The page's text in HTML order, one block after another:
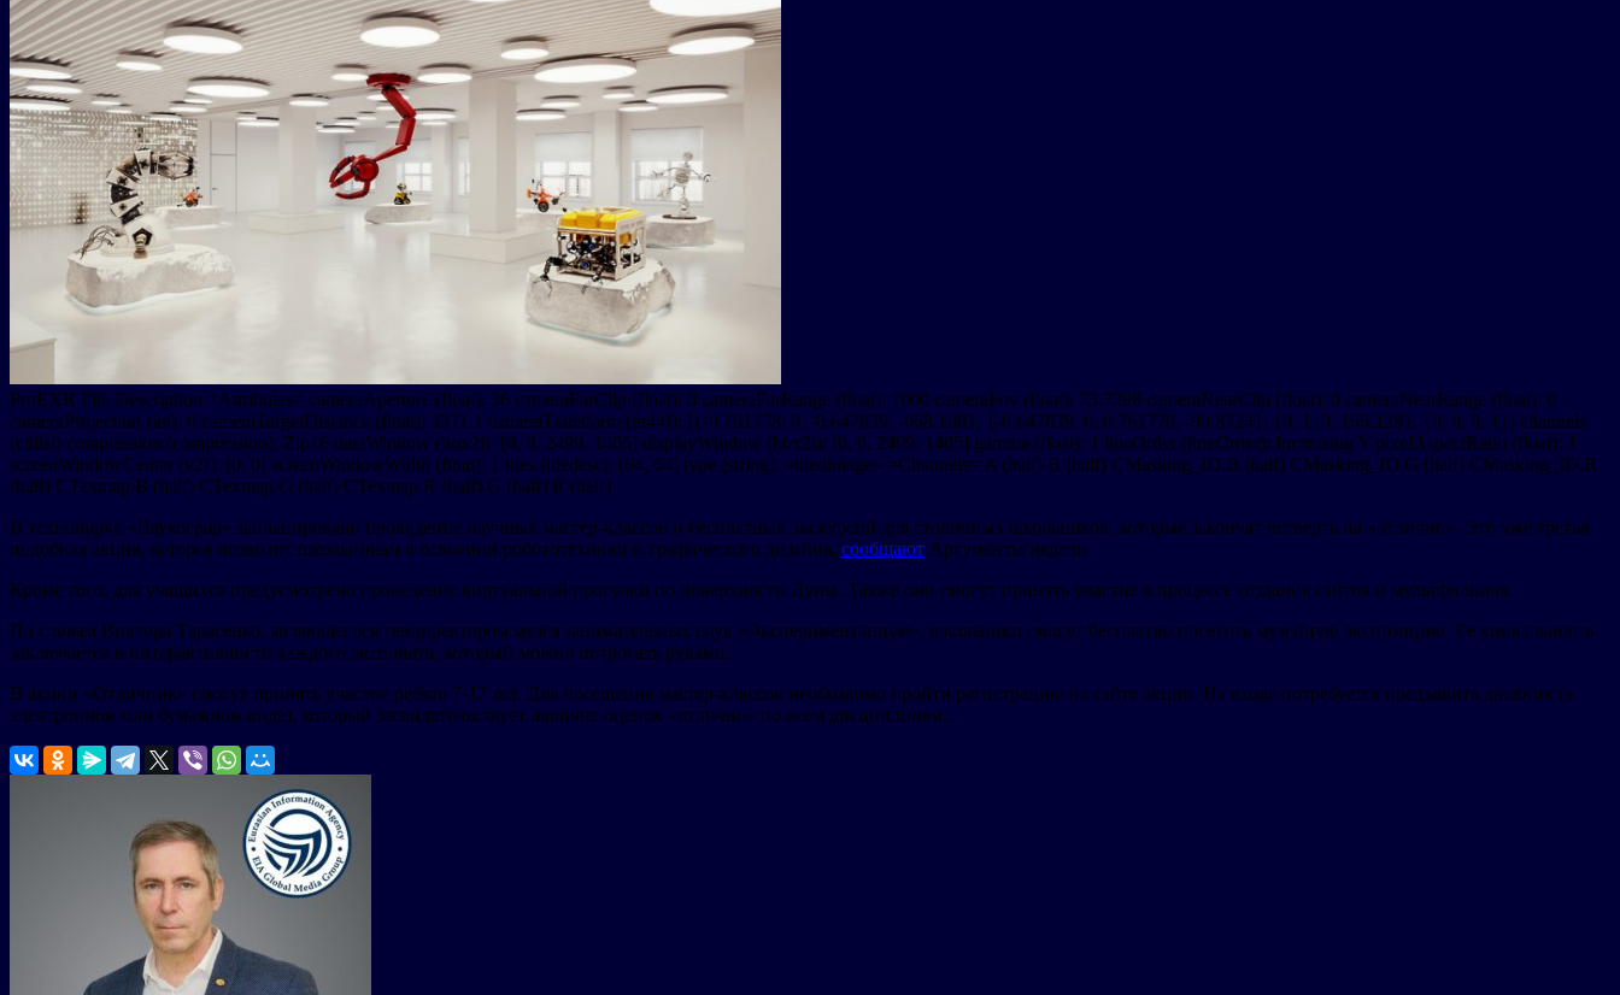
ProEXR File Description =Attributes= cameraAperture (float): 36 cameraFarClip (float): 0 cameraFarRange (float): 1000 cameraFov (float): 73.7398 cameraNearClip (float): 0 cameraNearRange (float): 0
cameraProjection (int): 0 cameraTargetDistance (float): 3371.1 cameraTransform (m44f): [{-0.761778, 0, -0.647839, -668.108}, {-0.647839, 0, 0.761778, -90.8724}, {0, 1, 0, 166.128}, {0, 0, 0, 1}] channels
(chlist) compression (compression): Zip16 dataWindow (box2i): [0, 0, 2499, 1405] displayWindow (box2i): [0, 0, 2499, 1405] gamma (float): 1 lineOrder (lineOrder): Increasing Y pixelAspectRatio (float): 1
screenWindowCenter (v2f): [0, 0] screenWindowWidth (float): 1 tiles (tiledesc): [64, 64] type (string): «tiledimage» =Channels= A (half) B (half) CMasking_ID.B (half) CMasking_ID.G (half) CMasking_ID.R
(half) CTexmap.B (half) CTexmap.G (half) CTexmap.R (half) G (half) R (half)
В технопарке «Наукоград» запланировано проведение научных мастер-классов и бесплатных экскурсий для столичных школьников, которые закончат четверть на «отлично». Это уже третья
подобная акция, которая позволит школьникам в освоении робототехники и графического дизайна, сообщают Аргументы недели.
Кроме того, для учащихся предусмотрено проведение виртуальной прогулки по поверхности Луны. Также они смогут принять участие в процессе создания сайтов и мультфильмов.
По словам Виктора Тарасенко, являющегося гендиректором музея занимательных наук «Экспериментаниум», школьники смогут бесплатно посетить музейную экспозицию. Ее уникальность
заключается в интерактивности каждого экспоната, который можно потрогать руками.
В акции «Отличник» смогут принять участие ребята 7-17 лет. Для посещения мастер-классов необходимо пройти регистрацию на сайте акции. На входе потребуется предъявить дневник (в
электронном или бумажном виде), который засвидетельствует наличие оценок «отлично» по всем дисциплинам.